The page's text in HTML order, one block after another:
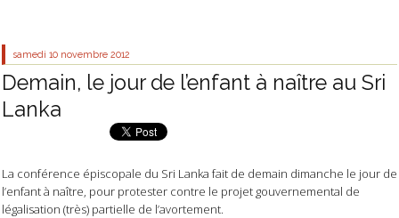
samedi 10 novembre 2012
Demain, le jour de l’enfant à naître au Sri
Lanka
La conférence épiscopale du Sri Lanka fait de demain dimanche le jour de
l’enfant à naître, pour protester contre le projet gouvernemental de
légalisation (très) partielle de l’avortement.